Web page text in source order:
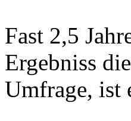
Fast 2,5
Ergebniss
Umfrage, ist